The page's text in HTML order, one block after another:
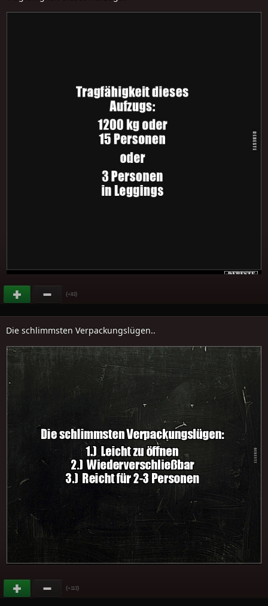
(+83)
Die schlimmsten Verpackungslügen..
(+113)